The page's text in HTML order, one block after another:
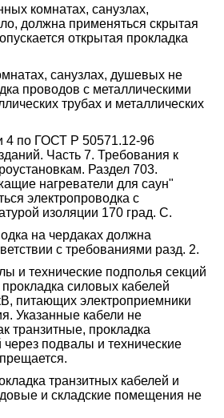
комнатах, санузлах,
должна применяться скрытая
открытая прокладка
санузлах, душевых не
проводов с металлическими
трубах и металлических
4 по ГОСТ Р 50571.12-96
Часть 7. Требования к
Раздел 703.
нагреватели для саун"
электропроводка с
изоляции 170 град. C.
на чердаках должна
с требованиями разд. 2.
и технические подполья секций
силовых кабелей
питающих электроприемники
Указанные кабели не
транзитные, прокладка
через подвалы и технические
транзитных кабелей и
и складские помещения не